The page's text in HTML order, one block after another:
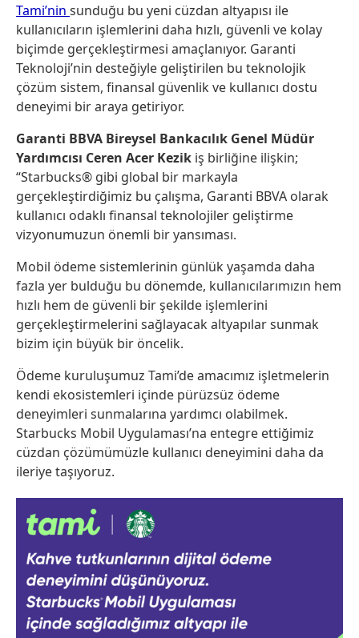
Tami’nin sunduğu bu yeni cüzdan altyapısı ile
kullanıcıların işlemlerini daha hızlı, güvenli ve kolay
biçimde gerçekleştirmesi amaçlanıyor. Garanti
Teknoloji’nin desteğiyle geliştirilen bu teknolojik
çözüm sistem, finansal güvenlik ve kullanıcı dostu
deneyimi bir araya getiriyor.
Garanti BBVA Bireysel Bankacılık Genel Müdür
Yardımcısı Ceren Acer Kezik iş birliğine ilişkin;
“Starbucks® gibi global bir markayla
gerçekleştirdiğimiz bu çalışma, Garanti BBVA olarak
kullanıcı odaklı finansal teknolojiler geliştirme
vizyonumuzun önemli bir yansıması.
Mobil ödeme sistemlerinin günlük yaşamda daha
fazla yer bulduğu bu dönemde, kullanıcılarımızın hem
hızlı hem de güvenli bir şekilde işlemlerini
gerçekleştirmelerini sağlayacak altyapılar sunmak
bizim için büyük bir öncelik.
Ödeme kuruluşumuz Tami’de amacımız işletmelerin
kendi ekosistemleri içinde pürüzsüz ödeme
deneyimleri sunmalarına yardımcı olabilmek.
Starbucks Mobil Uygulaması’na entegre ettiğimiz
cüzdan çözümümüzle kullanıcı deneyimini daha da
ileriye taşıyoruz.